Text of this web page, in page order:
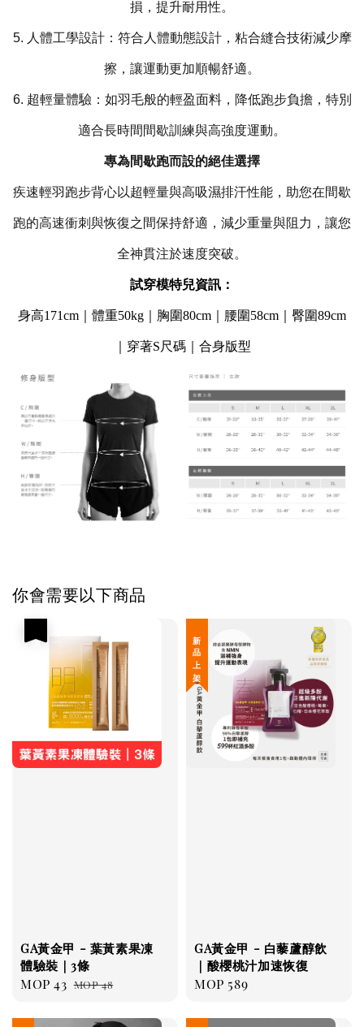
損，提升耐用性。
5. 人體工學設計：符合人體動態設計，粘合縫合技術減少摩
擦，讓運動更加順暢舒適。
6. 超輕量體驗：如羽毛般的輕盈面料，降低跑步負擔，特別
適合長時間間歇訓練與高強度運動。
專為間歇跑而設的絕佳選擇
疾速輕羽跑步背心以超輕量與高吸濕排汗性能，助您在間歇
跑的高速衝刺與恢復之間保持舒適，減少重量與阻力，讓您
全神貫注於速度突破。
試穿模特兒資訊：
身高171cm｜體重50kg｜胸圍80cm｜腰圍58cm｜臀圍89cm
｜穿著S尺碼｜合身版型
你會需要以下商品
GA黃金甲 - 葉黃素果凍
體驗裝｜3條
Sale
MOP 43 Regular
MOP 48
新 品 上 架
GA黃金甲 - 白藜蘆醇飲
｜酸櫻桃汁加速恢復
Regular
MOP 589